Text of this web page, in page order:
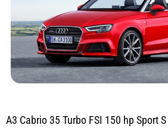
A3 Cabrio 35 Turbo FSI 150 hp Sport